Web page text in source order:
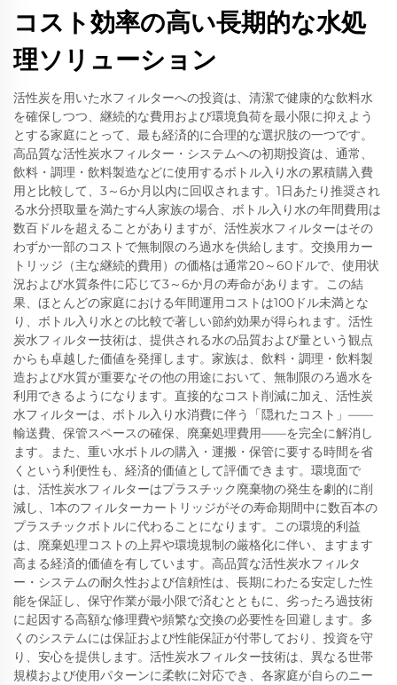
コスト効率の高い長期的な水処
理ソリューション
活性炭を用いた水フィルターへの投資は、清潔で健康的な飲料水
を確保しつつ、継続的な費用および環境負荷を最小限に抑えよう
とする家庭にとって、最も経済的に合理的な選択肢の一つです。
高品質な活性炭水フィルター・システムへの初期投資は、通常、
飲料・調理・飲料製造などに使用するボトル入り水の累積購入費
用と比較して、3～6か月以内に回収されます。1日あたり推奨され
る水分摂取量を満たす4人家族の場合、ボトル入り水の年間費用は
数百ドルを超えることがありますが、活性炭水フィルターはその
わずか一部のコストで無制限のろ過水を供給します。交換用カー
トリッジ（主な継続的費用）の価格は通常20～60ドルで、使用状
況および水質条件に応じて3～6か月の寿命があります。この結
果、ほとんどの家庭における年間運用コストは100ドル未満とな
り、ボトル入り水との比較で著しい節約効果が得られます。活性
炭水フィルター技術は、提供される水の品質および量という観点
からも卓越した価値を発揮します。家族は、飲料・調理・飲料製
造および水質が重要なその他の用途において、無制限のろ過水を
利用できるようになります。直接的なコスト削減に加え、活性炭
水フィルターは、ボトル入り水消費に伴う「隠れたコスト」——
輸送費、保管スペースの確保、廃棄処理費用——を完全に解消し
ます。また、重い水ボトルの購入・運搬・保管に要する時間を省
くという利便性も、経済的価値として評価できます。環境面で
は、活性炭水フィルターはプラスチック廃棄物の発生を劇的に削
減し、1本のフィルターカートリッジがその寿命期間中に数百本の
プラスチックボトルに代わることになります。この環境的利益
は、廃棄処理コストの上昇や環境規制の厳格化に伴い、ますます
高まる経済的価値を有しています。高品質な活性炭水フィルタ
ー・システムの耐久性および信頼性は、長期にわたる安定した性
能を保証し、保守作業が最小限で済むとともに、劣ったろ過技術
に起因する高額な修理費や頻繁な交換の必要性を回避します。多
くのシステムには保証および性能保証が付帯しており、投資を守
り、安心を提供します。活性炭水フィルター技術は、異なる世帯
規模および使用パターンに柔軟に対応でき、各家庭が自らのニー